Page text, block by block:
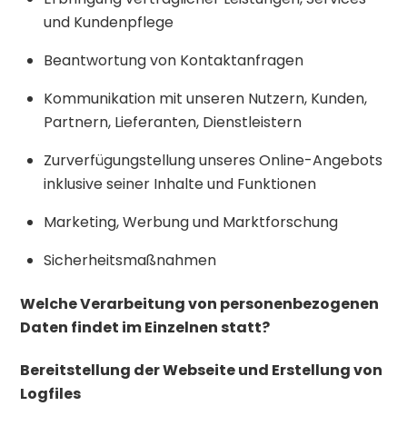
und Kundenpflege
Beantwortung von Kontaktanfragen
Kommunikation mit unseren Nutzern, Kunden,
Partnern, Lieferanten, Dienstleistern
Zurverfügungstellung unseres Online-Angebots
inklusive seiner Inhalte und Funktionen
Marketing, Werbung und Marktforschung
Sicherheitsmaßnahmen
Welche Verarbeitung von personenbezogenen
Daten findet im Einzelnen statt?
Bereitstellung der Webseite und Erstellung von
Logfiles